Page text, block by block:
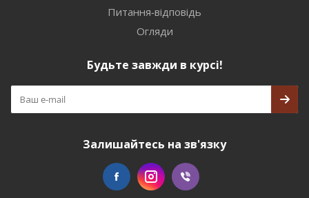
Питання-відповідь
Огляди
Будьте завжди в курсі!
Залишайтесь на зв'язку